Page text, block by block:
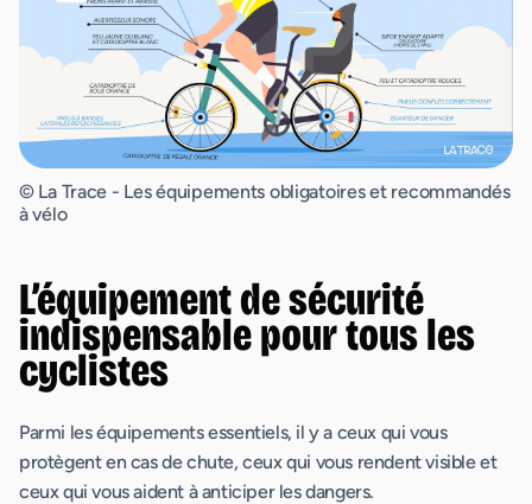
© La Trace - Les équipements obligatoires et recommandés
à vélo
L’équipement de sécurité
indispensable pour tous les
cyclistes
Parmi les équipements essentiels, il y a ceux qui vous
protègent en cas de chute, ceux qui vous rendent visible et
ceux qui vous aident à anticiper les dangers.